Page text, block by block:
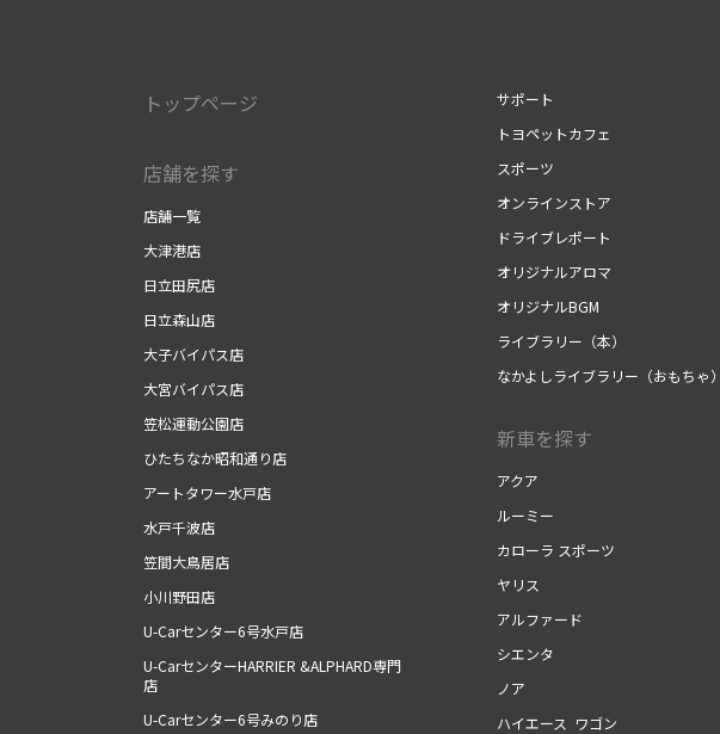
トップページ
店舗を探す
店舗一覧
大津港店
日立田尻店
日立森山店
大子バイパス店
大宮バイパス店
笠松運動公園店
ひたちなか昭和通り店
アートタワー水戸店
水戸千波店
笠間大鳥居店
小川野田店
U-Carセンター6号水戸店
U-CarセンターHARRIER &ALPHARD専門
店
U-Carセンター6号みのり店
サポート
トヨペットカフェ
スポーツ
オンラインストア
ドライブレポート
オリジナルアロマ
オリジナルBGM
ライブラリー（本）
なかよしライブラリー（おもちゃ）
新車を探す
アクア
ルーミー
カローラ スポーツ
ヤリス
アルファード
シエンタ
ノア
ハイエース ワゴン